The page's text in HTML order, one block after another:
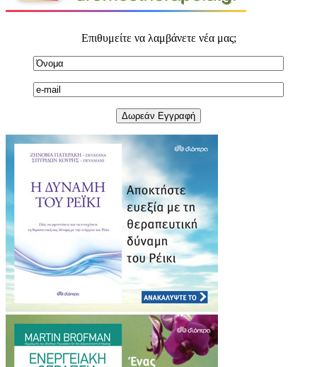
Επιθυμείτε να λαμβάνετε νέα μας;